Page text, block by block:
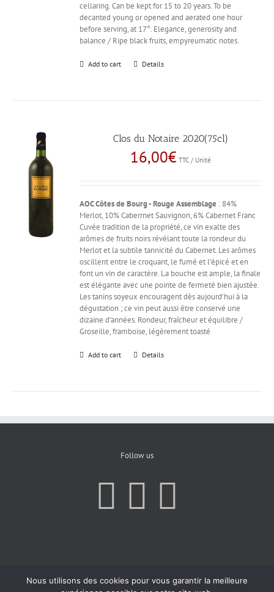
cellaring. Can be kept for 15 to 20 years. To be
decanted young or opened and aerated one hour
before serving, at 17°. Elegance, generosity and
balance / Ripe black fruits, empyreumatic notes.
Add to cart Details
Clos du Notaire 2020(75cl)
16,00€ TTC / Unité
AOC Côtes de Bourg - Rouge Assemblage : 84%
Merlot, 10% Caberrnet Sauvignon, 6% Cabernet Franc
Cuvée tradition de la propriété, ce vin exalte des
arômes de fruits noirs révélant toute la rondeur du
Merlot et la subtile tannicité du Cabernet. Les arômes
oscillent entre le croquant, le fumé et l’épicé et en
font un vin de caractère. La bouche est ample, la finale
est élégante avec une pointe de fermeté bien ajustée.
Les tanins soyeux encouragent dès aujourd’hui à la
dégustation ; ce vin peut aussi être conservé une
dizaine d’années. Rondeur, fraîcheur et équilibre /
Groseille, framboise, légèrement toasté
Add to cart Details
Follow us
Nous utilisons des cookies pour vous garantir la meilleure